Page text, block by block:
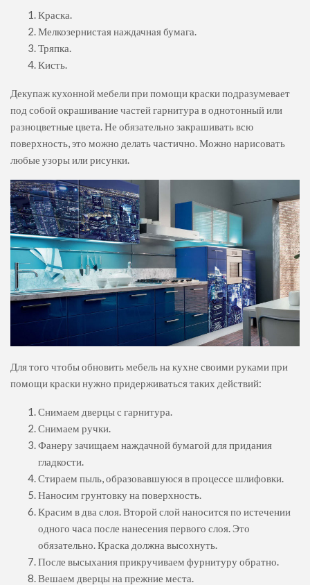
Краска.
Мелкозернистая наждачная бумага.
Тряпка.
Кисть.
Декупаж кухонной мебели при помощи краски подразумевает
под собой окрашивание частей гарнитура в однотонный или
разноцветные цвета. Не обязательно закрашивать всю
поверхность, это можно делать частично. Можно нарисовать
любые узоры или рисунки.
Для того чтобы обновить мебель на кухне своими руками при
помощи краски нужно придерживаться таких действий:
Снимаем дверцы с гарнитура.
Снимаем ручки.
Фанеру зачищаем наждачной бумагой для придания
гладкости.
Стираем пыль, образовавшуюся в процессе шлифовки.
Наносим грунтовку на поверхность.
Красим в два слоя. Второй слой наносится по истечении
одного часа после нанесения первого слоя. Это
обязательно. Краска должна высохнуть.
После высыхания прикручиваем фурнитуру обратно.
Вешаем дверцы на прежние места.